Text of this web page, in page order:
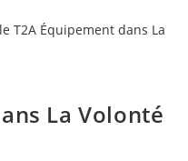
La Volonté